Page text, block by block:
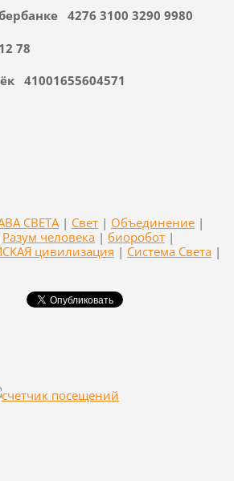
4276 3100 3290 9980
78
41001655604571
СВЕТА | Свет | Объединение |
Разум человека | биоробот |
цивилизация | Система Света |